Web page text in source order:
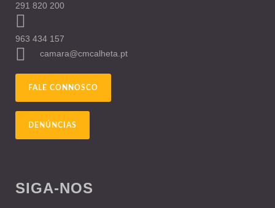
291 820 200
963 434 157
camara@cmcalheta.pt
FALE CONNOSCO
DENÚNCIAS
SIGA-NOS